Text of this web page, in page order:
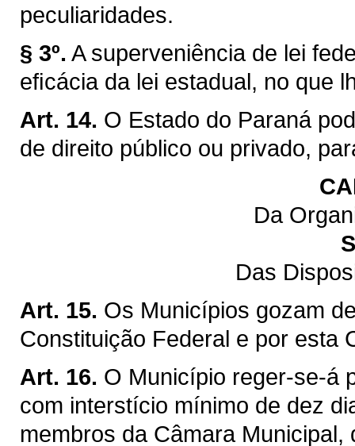
peculiaridades.
§ 3º. A superveniência de lei
eﬁcácia da lei estadual, no que
Art. 14. O Estado do Paraná
de direito público ou privado,
Da
Das
Art. 15. Os Municípios gozam
Constituição Federal e por esta
Art. 16. O Município reger-se-á
com interstício mínimo de dez
membros da Câmara